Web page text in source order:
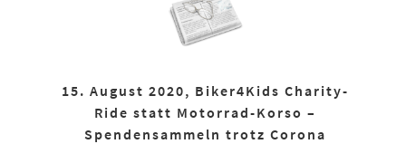
15. August 2020, Biker4Kids Charity-
Ride statt Motorrad-Korso –
Spendensammeln trotz Corona